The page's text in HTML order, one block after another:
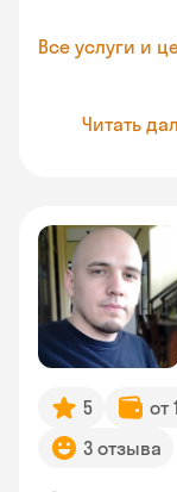
Все услуги и
Читать
5 от
3 отзыва